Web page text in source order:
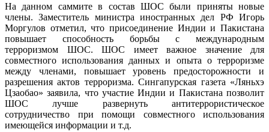
На данном саммите в состав ШОС были приняты новые
члены. Заместитель министра иностранных дел РФ Игорь
Моргулов отметил, что присоединение Индии и Пакистана
повышает способность борьбы с международным
терроризмом ШОС. ШОС имеет важное значение для
совместного использования данных и опыта о терроризме
между членами, повышает уровень предосторожности и
разрешения актов терроризма. Сингапурская газета «Ляньхэ
Цзаобао» заявила, что участие Индии и Пакистана позволит
ШОС лучше развернуть антитеррористическое
сотрудничество при помощи совместного использования
имеющейся информации и т.д.